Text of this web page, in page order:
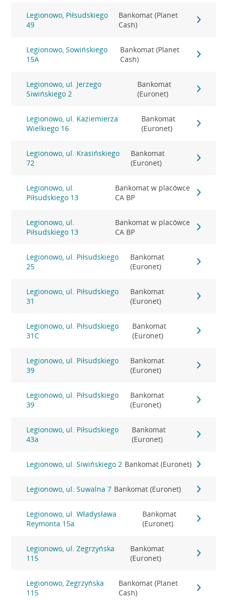
Legionowo, Piłsudskiego
49
Bankomat (Planet
Cash)
Legionowo, Sowińskiego
15A
Bankomat (Planet
Cash)
Legionowo, ul. Jerzego
Siwińskiego 2
Bankomat
(Euronet)
Legionowo, ul. Kaziemierza
Wielkiego 16
Bankomat
(Euronet)
Legionowo, ul. Krasińskiego
72
Bankomat
(Euronet)
Legionowo, ul.
Piłsudskiego 13
Bankomat w placówce
CA BP
Legionowo, ul.
Piłsudskiego 13
Bankomat w placówce
CA BP
Legionowo, ul. Piłsudskiego
25
Bankomat
(Euronet)
Legionowo, ul. Piłsudskiego
31
Bankomat
(Euronet)
Legionowo, ul. Piłsudskiego
31C
Bankomat
(Euronet)
Legionowo, ul. Piłsudskiego
39
Bankomat
(Euronet)
Legionowo, ul. Piłsudskiego
39
Bankomat
(Euronet)
Legionowo, ul. Piłsudskiego
43a
Bankomat
(Euronet)
Legionowo, ul. Siwińskiego 2 Bankomat (Euronet)
Legionowo, ul. Suwalna 7 Bankomat (Euronet)
Legionowo, ul. Władysława
Reymonta 15a
Bankomat
(Euronet)
Legionowo, ul. Zegrzyńska
115
Bankomat
(Euronet)
Legionowo, Zegrzyńska
115
Bankomat (Planet
Cash)